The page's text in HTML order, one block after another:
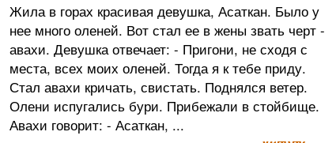
Жила в горах красивая девушка, Асаткан. Было у
нее много оленей. Вот стал ее в жены звать черт -
авахи. Девушка отвечает: - Пригони, не сходя с
места, всех моих оленей. Тогда я к тебе приду.
Стал авахи кричать, свистать. Поднялся ветер.
Олени испугались бури. Прибежали в стойбище.
Авахи говорит: - Асаткан, ...